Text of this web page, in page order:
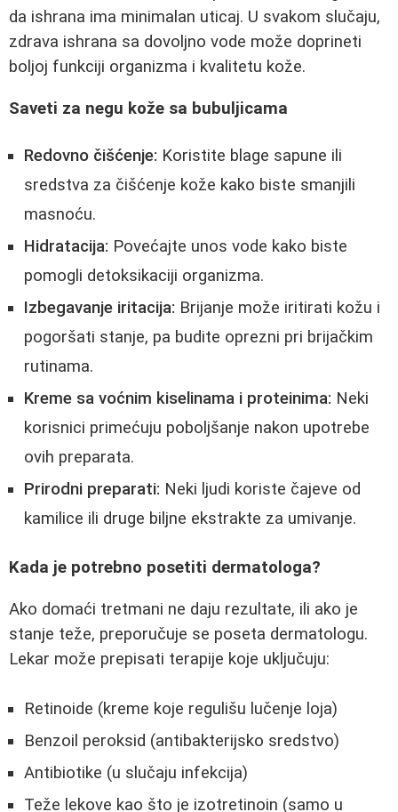
da ishrana ima minimalan uticaj. U svakom slučaju,
zdrava ishrana sa dovoljno vode može doprineti
boljoj funkciji organizma i kvalitetu kože.
Saveti za negu kože sa bubuljicama
Redovno čišćenje: Koristite blage sapune ili
sredstva za čišćenje kože kako biste smanjili
masnoću.
Hidratacija: Povećajte unos vode kako biste
pomogli detoksikaciji organizma.
Izbegavanje iritacija: Brijanje može iritirati kožu i
pogoršati stanje, pa budite oprezni pri brijačkim
rutinama.
Kreme sa voćnim kiselinama i proteinima: Neki
korisnici primećuju poboljšanje nakon upotrebe
ovih preparata.
Prirodni preparati: Neki ljudi koriste čajeve od
kamilice ili druge biljne ekstrakte za umivanje.
Kada je potrebno posetiti dermatologa?
Ako domaći tretmani ne daju rezultate, ili ako je
stanje teže, preporučuje se poseta dermatologu.
Lekar može prepisati terapije koje uključuju:
Retinoide (kreme koje regulišu lučenje loja)
Benzoil peroksid (antibakterijsko sredstvo)
Antibiotike (u slučaju infekcija)
Teže lekove kao što je izotretinoin (samo u